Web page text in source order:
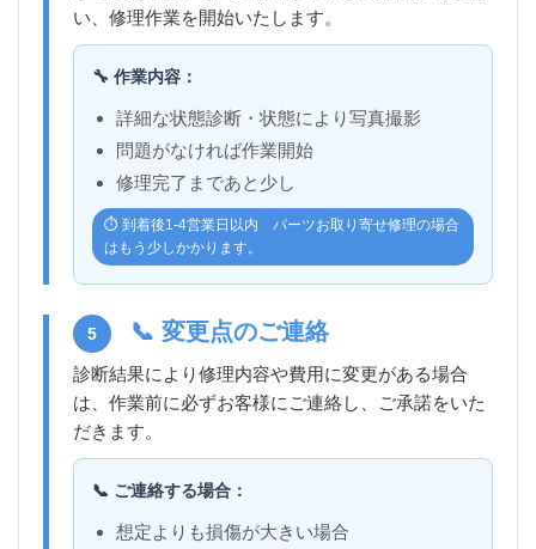
い、修理作業を開始いたします。
🔧 作業内容：
詳細な状態診断・状態により写真撮影
問題がなければ作業開始
修理完了まであと少し
⏱️ 到着後1-4営業日以内 パーツお取り寄せ修理の場合
はもう少しかかります。
5 📞 変更点のご連絡
診断結果により修理内容や費用に変更がある場合
は、作業前に必ずお客様にご連絡し、ご承諾をいた
だきます。
📞 ご連絡する場合：
想定よりも損傷が大きい場合